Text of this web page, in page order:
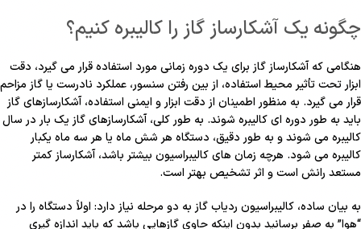
چگونه یک آشکارساز گاز را کالیبره کنیم؟
هنگامی که آشکارساز گاز برای یک دوره زمانی مورد استفاده قرار می گیرد، دقت
ابزار تحت تأثیر محیط استفاده، از بین رفتن سنسور، عملکرد نادرست یا گاز مزاحم
قرار می گیرد. به منظور اطمینان از دقت ابزار و ایمنی استفاده، آشکارسازهای گاز
باید به طور دوره ای کالیبره شوند. به طور کلی، آشکارسازهای گاز یک بار در سال
کالیبره می شوند و به طور دقیق، دستگاه هر شش ماه یا هر سه ماه یکبار
کالیبره می شود. هرچه زمان های کالیبراسیون بیشتر باشد، آشکارساز کمتر
مستعد رانش است و اثر تشخیص بهتر است.
به بیان ساده، کالیبراسیون ردیاب گاز به دو مرحله نیاز دارد: اولاً دستگاه را در
“هوا” به صفر برسانید بدون اینکه حاوی گازهایی باشد که باید اندازه گیری